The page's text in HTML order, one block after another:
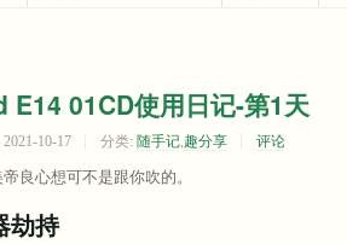
01CD使用日记-第1天
2021-10-17 分类: 随手记, 趣分享 评论
良心想可不是跟你吹的。
劫持